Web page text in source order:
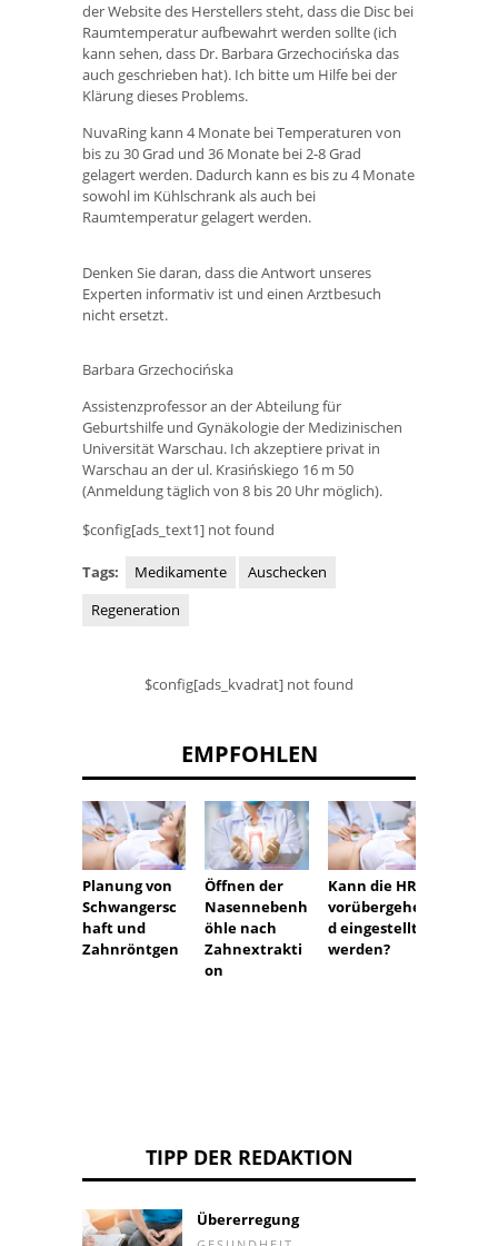
der Website des Herstellers steht, dass die Disc bei
Raumtemperatur aufbewahrt werden sollte (ich
kann sehen, dass Dr. Barbara Grzechocińska das
auch geschrieben hat). Ich bitte um Hilfe bei der
Klärung dieses Problems.
NuvaRing kann 4 Monate bei Temperaturen von
bis zu 30 Grad und 36 Monate bei 2-8 Grad
gelagert werden. Dadurch kann es bis zu 4 Monate
sowohl im Kühlschrank als auch bei
Raumtemperatur gelagert werden.
Denken Sie daran, dass die Antwort unseres
Experten informativ ist und einen Arztbesuch
nicht ersetzt.
Barbara Grzechocińska
Assistenzprofessor an der Abteilung für
Geburtshilfe und Gynäkologie der Medizinischen
Universität Warschau. Ich akzeptiere privat in
Warschau an der ul. Krasińskiego 16 m 50
(Anmeldung täglich von 8 bis 20 Uhr möglich).
$config[ads_text1] not found
Tags: Medikamente
Auschecken
Regeneration
$config[ads_kvadrat] not found
EMPFOHLEN
Planung von
Schwangersc
haft und
Zahnröntgen
Öffnen der
Nasennebenh
öhle nach
Zahnextrakti
on
Kann die HRT
vorübergehen
d eingestellt
werden?
TIPP DER REDAKTION
Übererregung